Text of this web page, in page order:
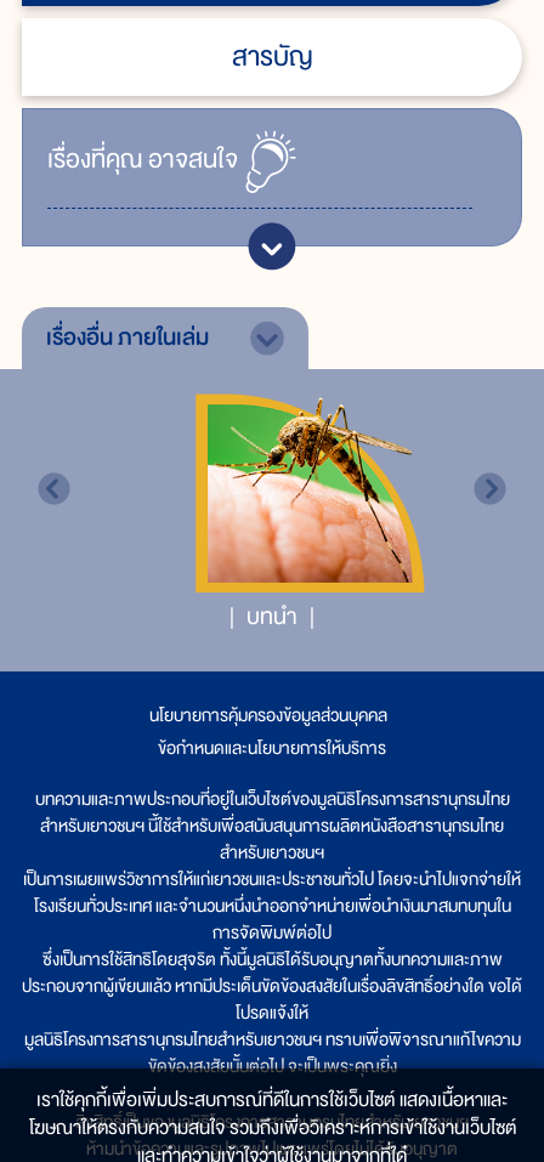
สารบัญ
เรื่ิองที่คุณอาจสนใจ
เรื่องอื่นภายในเล่ม
บทนำ
นโยบายการคุ้มครองข้อมูลส่วนบุคคล
ข้อกำหนดและนโยบายการให้บริการ
บทความและภาพประกอบที่อยู่ในเว็บไซต์ของมูลนิธิโครงการสารานุกรมไทย
สำหรับเยาวชนฯ นี้ใช้สำหรับเพื่อสนับสนุนการผลิตหนังสือสารานุกรมไทย
สำหรับเยาวชนฯ
เป็นการเผยแพร่วิชาการให้แก่เยาวชนและประชาชนทั่วไป โดยจะนำไปแจกจ่ายให้
โรงเรียนทั่วประเทศ และจำนวนหนึ่งนำออกจำหน่ายเพื่อนำเงินมาสมทบทุนใน
การจัดพิมพ์ต่อไป
ซึ่งเป็นการใช้สิทธิโดยสุจริต ทั้งนี้มูลนิธิได้รับอนุญาตทั้งบทความและภาพ
ประกอบจากผู้เขียนแล้ว หากมีประเด็นขัดข้องสงสัยในเรื่องลิขสิทธิ์อย่างใด ขอได้
โปรดแจ้งให้
มูลนิธิโครงการสารานุกรมไทยสำหรับเยาวชนฯ ทราบเพื่อพิจารณาแก้ไขความ
ขัดข้องสงสัยนั้นต่อไป จะเป็นพระคุณยิ่ง
ลิขสิทธิ์เป็นของมูลนิธิโครงการสารานุกรมไทยสำหรับเยาวชนฯ
ห้ามนำข้อความและรูปภาพไปเผยแพร่โดยไม่ได้รับอนุญาต
เราใช้คุกกี้เพื่อเพิ่มประสบการณ์ที่ดีในการใช้เว็บไซต์ แสดงเนื้อหาและ
โฆษณาให้ตรงกับความสนใจ รวมถึงเพื่อวิเคราะห์การเข้าใช้งานเว็บไซต์